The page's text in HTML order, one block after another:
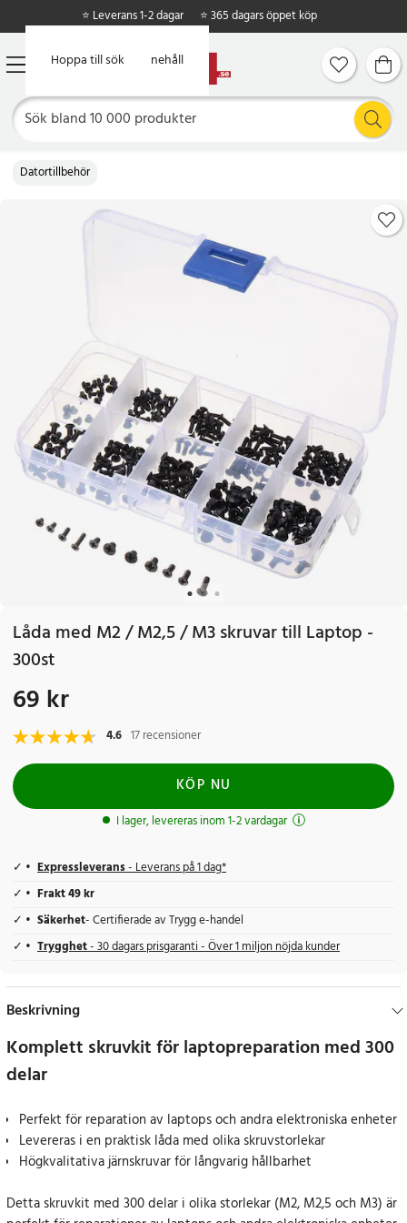
Hoppa till huvudinnehåll
Hoppa till sök
⭐ Leverans 1-2 dagar ⭐ 365 dagars öppet köp
Datortillbehör
Låda med M2 / M2,5 / M3 skruvar till Laptop -
300st
Pris: 69 kr
69 kr
4.6 17 recensioner
KÖP NU
I lager, levereras inom 1-2 vardagar
Expressleverans- Leverans på 1 dag*
Frakt 49 kr
Säkerhet- Certifierade av Trygg e-handel
Trygghet- 30 dagars prisgaranti - Över 1 miljon nöjda kunder
Beskrivning
Komplett skruvkit för laptopreparation med 300
delar
Perfekt för reparation av laptops och andra elektroniska enheter
Levereras i en praktisk låda med olika skruvstorlekar
Högkvalitativa järnskruvar för långvarig hållbarhet
Detta skruvkit med 300 delar i olika storlekar (M2, M2,5 och M3) är